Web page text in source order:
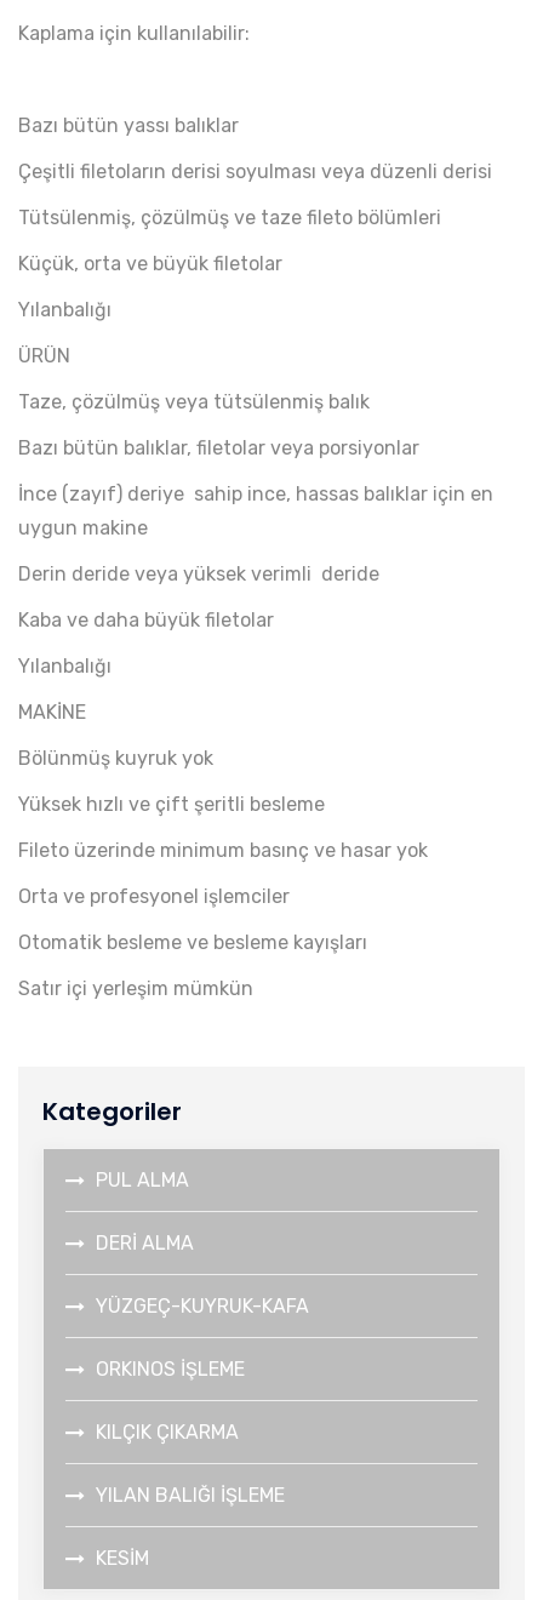
Kaplama için kullanılabilir:
Bazı bütün yassı balıklar
Çeşitli filetoların derisi soyulması veya düzenli derisi
Tütsülenmiş, çözülmüş ve taze fileto bölümleri
Küçük, orta ve büyük filetolar
Yılanbalığı
ÜRÜN
Taze, çözülmüş veya tütsülenmiş balık
Bazı bütün balıklar, filetolar veya porsiyonlar
İnce (zayıf) deriye sahip ince, hassas balıklar için en
uygun makine
Derin deride veya yüksek verimli deride
Kaba ve daha büyük filetolar
Yılanbalığı
MAKİNE
Bölünmüş kuyruk yok
Yüksek hızlı ve çift şeritli besleme
Fileto üzerinde minimum basınç ve hasar yok
Orta ve profesyonel işlemciler
Otomatik besleme ve besleme kayışları
Satır içi yerleşim mümkün
Kategoriler
PUL ALMA
DERİ ALMA
YÜZGEÇ-KUYRUK-KAFA
ORKINOS İŞLEME
KILÇIK ÇIKARMA
YILAN BALIĞI İŞLEME
KESİM